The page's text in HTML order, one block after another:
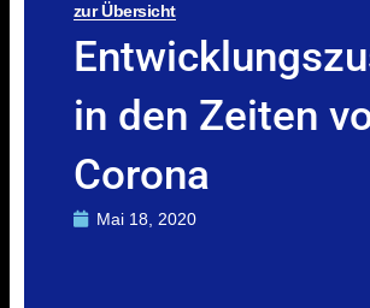
zur Übersicht
in den Zeiten
Corona
Mai 18, 2020